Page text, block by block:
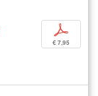
p
€ 7,95